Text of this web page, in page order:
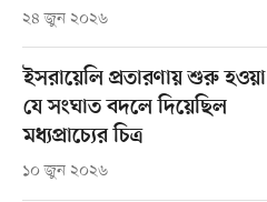
২৪ জুন ২০২৬
ইসরায়েলি প্রতারণায় শুরু হওয়া
যে সংঘাত বদলে দিয়েছিল
মধ্যপ্রাচ্যের চিত্র
১০ জুন ২০২৬